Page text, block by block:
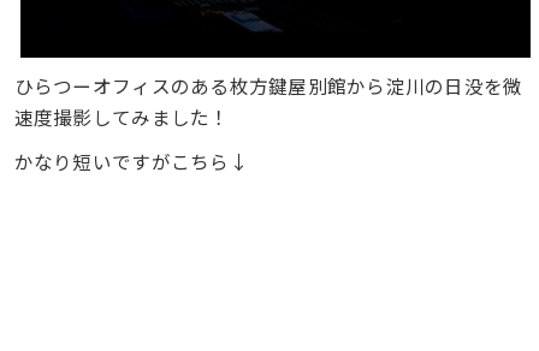
ひらつーオフィスのある枚方鍵屋別館から淀川の日没を微
速度撮影してみました！
かなり短いですがこちら↓